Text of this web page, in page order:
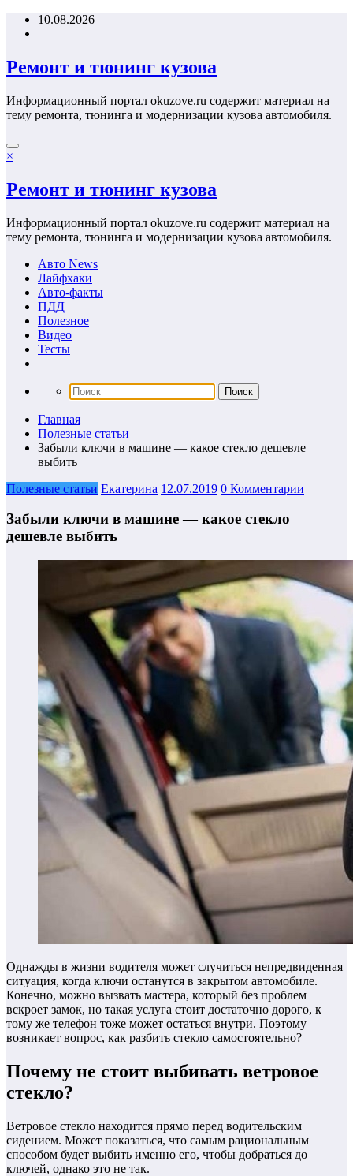
Перейти10.08.2026
Ремонт и тюнинг кузова
Информационный портал okuzove.ru содержит материал на
тему ремонта, тюнинга и модернизации кузова автомобиля.
×
Ремонт и тюнинг кузова
Информационный портал okuzove.ru содержит материал на
тему ремонта, тюнинга и модернизации кузова автомобиля.
Авто News
Лайфхаки
Авто-факты
ПДД
Полезное
Видео
Тесты
Главная
Полезные статьи
Забыли ключи в машине — какое стекло дешевле
выбить
Полезные статьи Екатерина 12.07.2019 0 Комментарии
Забыли ключи в машине — какое стекло
дешевле выбить
Однажды в жизни водителя может случиться непредвиденная
ситуация, когда ключи останутся в закрытом автомобиле.
Конечно, можно вызвать мастера, который без проблем
вскроет замок, но такая услуга стоит достаточно дорого, к
тому же телефон тоже может остаться внутри. Поэтому
возникает вопрос, как разбить стекло самостоятельно?
Почему не стоит выбивать ветровое
стекло?
Ветровое стекло находится прямо перед водительским
сидением. Может показаться, что самым рациональным
способом будет выбить именно его, чтобы добраться до
ключей, однако это не так.